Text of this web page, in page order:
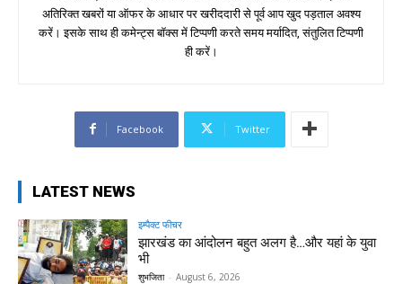
अतिरिक्त खबरों या ऑफर के आधार पर खरीददारी से पूर्व आप खुद पड़ताल अवश्य
करें। इसके साथ ही कमेन्ट्स बॉक्स में टिप्पणी करते समय मर्यादित, संतुलित टिप्पणी
ही करें।
Facebook Twitter
LATEST NEWS
इम्पैक्ट फीचर
झारखंड का आंदोलन बहुत अलग है…और यहां के युवा
भी
शुभजिता - August 6, 2026